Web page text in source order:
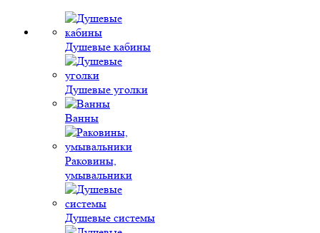
Душевые кабины
Душевые уголки
Ванны
Раковины,
умывальники
Душевые системы